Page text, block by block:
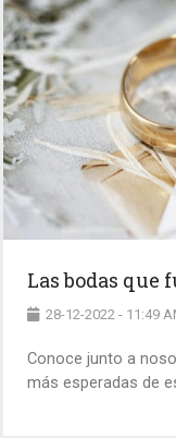
Las bodas que
28-12-2022 - 11:49
Conoce junto a
más esperadas de